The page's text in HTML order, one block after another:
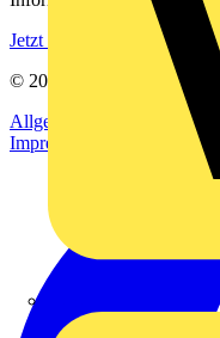
Jetzt registrieren
© 2002-
Voltimum
Allgemeine
Impressum